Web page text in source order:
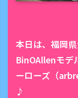
本日は、福岡
BinOAllenモデ
ーローズ（
♪